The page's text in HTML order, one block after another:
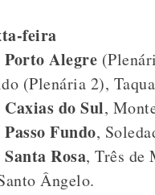
feira
Porto Alegre
(Plenária 2),
Caxias do Sul,
Passo Fundo,
Santa Rosa, Três de
Ângelo.